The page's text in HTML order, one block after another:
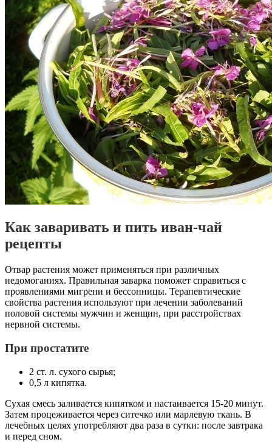
Как заваривать и пить иван-чай
рецепты
Отвар растения может применяться при различных
недомоганиях. Правильная заварка поможет справиться с
проявлениями мигрени и бессонницы. Терапевтические
свойства растения используют при лечении заболеваний
половой системы мужчин и женщин, при расстройствах
нервной системы.
При простатите
2 ст. л. сухого сырья;
0,5 л кипятка.
Сухая смесь заливается кипятком и настаивается 15-20 минут.
Затем процеживается через ситечко или марлевую ткань. В
лечебных целях употребляют два раза в сутки: после завтрака
и перед сном.